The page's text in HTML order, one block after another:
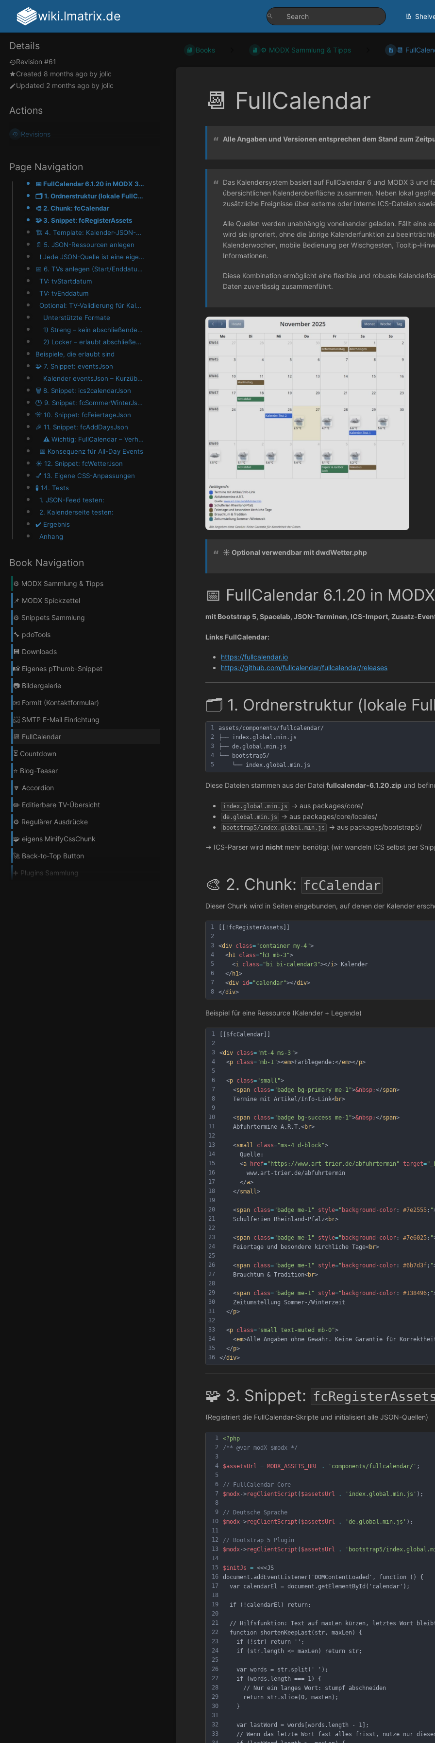
wiki.lmatrix.de
Details
Revision #61
Created 8 months ago by jolic
Updated 2 months ago by jolic
Actions
Revisions
Page Navigation
📅 FullCalendar 6.1.20 in MODX 3.2.1
🗂️ 1. Ordnerstruktur (lokale FullCalendar-Dateien)
🎨 2. Chunk: fcCalendar
🧩 3. Snippet: fcRegisterAssets
🏗️ 4. Template: Kalender-JSON-Ausgabe
📄 5. JSON-Ressourcen anlegen
❗ Jede JSON-Quelle ist eine eigene Ressource:
📅 6. TVs anlegen (Start/Enddatum)
TV: tvStartdatum
TV: tvEnddatum
Optional: TV-Validierung für Kalender-Datumsfelder
Unterstützte Formate
1) Streng – kein abschließendes || (empfohlen)
2) Locker – erlaubt abschließendes ||
Beispiele, die erlaubt sind
🧩 7. Snippet: eventsJson
Kalender eventsJson – Kurzüberblick
🗑️ 8. Snippet: ics2calendarJson
🕑 9. Snippet: fcSommerWinterJson
🎌 10. Snippet: fcFeiertageJson
🎉 11. Snippet: fcAddDaysJson
⚠️ Wichtig: FullCalendar – Verhalten von Start- und Enddatum
📅 Konsequenz für All-Day Events
☀️ 12. Snippet: fcWetterJson
💅 13. Eigene CSS-Anpassungen
🧪 14. Tests
1. JSON-Feed testen:
2. Kalenderseite testen:
✔️ Ergebnis
Anhang
Book Navigation
⚙️ MODX Sammlung & Tipps
📌 MODX Spickzettel
⚙️ Snippets Sammlung
🔧 pdoTools
💾 Downloads
📸 Eigenes pThumb-Snippet
📷 Bildergalerie
📧 FormIt (Kontaktformular)
📨 SMTP E-Mail Einrichtung
📆 FullCalendar
⏳ Countdown
⭐ Blog-Teaser
🔽 Accordion
✏️ Editierbare TV-Übersicht
⚙️ Regulärer Ausdrücke
🧩 eigens MinifyCssChunk
🚀 Back-to-Top Button
➕ Plugins Sammlung
Books ⚙️ MODX Sammlung & Tipps 📆
📆 FullCalendar
Alle Angaben und Versionen entsprechen dem Stand zum
Das Kalendersystem basiert auf FullCalendar 6 und MODX 3 und
übersichtlichen Kalenderoberfläche zusammen. Neben lokal
zusätzliche Ereignisse über externe oder interne ICS-Dateien
Alle Quellen werden unabhängig voneinander geladen. Fällt eine
wird sie ignoriert, ohne die übrige Kalenderfunktion zu
Kalenderwochen, mobile Bedienung per Wischgesten, Tooltip-
Informationen.
Diese Kombination ermöglicht eine flexible und robuste
Daten zuverlässig zusammenführt.
☀️ Optional verwendbar mit dwdWetter.php
📅 FullCalendar 6.1.20 in
mit Bootstrap 5, Spacelab, JSON-Terminen, ICS-Import, Zusatz-
Links FullCalendar:
https://fullcalendar.io
https://github.com/fullcalendar/fullcalendar/releases
🗂️ 1. Ordnerstruktur (lokale
1
2
3
4
5
assets/components/fullcalendar/
├── index.global.min.js
├── de.global.min.js
└── bootstrap5/
    └── index.global.min.js
Diese Dateien stammen aus der Dateifullcalendar-6.1.20.zip und
index.global.min.js → aus packages/core/
de.global.min.js → aus packages/core/locales/
bootstrap5/index.global.min.js → aus packages/bootstrap5/
→ ICS-Parser wird nicht mehr benötigt (wir wandeln ICS selbst per
🎨 2. Chunk:fcCalendar
Dieser Chunk wird in Seiten eingebunden, auf denen der Kalender
1
2
3
4
5
6
7
8
[!fcRegisterAssets]
<div class="container my-4">
  <
h1 class="h3 mb-3">
    <
i class="bi bi-calendar3"></i> Kalender
  </
h1>
  <
div id="calendar"></div>
</div>
Beispiel für eine Ressource (Kalender + Legende)
1
2
3
4
5
6
7
8
9
10
11
12
13
14
15
16
17
18
19
20
21
22
23
24
25
26
27
28
29
30
31
32
33
34
35
36
[$fcCalendar]
<div class="mt-4 ms-3">
  <
p class="mb-1"><em>Farblegende:</em></p>
  <
p class="small">
    <
span class="badge bg-primary me-1">&nbsp;</span>
    Termine mit Artikel/Info-Link<
br>
    <
span class="badge bg-success me-1">&nbsp;</span>
    Abfuhrtermine A.R.T.<
br>
    <
small class="ms-4 d-block">
      Quelle:
      <
a href="https://www.art-trier.de/abfuhrtermin" target=
        www.art-trier.de/abfuhrtermin
      </
a>
    </
small>
    <
span class="badge me-1" style=" background-color : #7e2555; "
    Schulferien Rheinland-Pfalz<
br>
    <
span class="badge me-1" style=" background-color : #7e6025; "
    Feiertage und besondere kirchliche Tage<
br>
    <
span class="badge me-1" style=" background-color : #6b7d3f; "
    Brauchtum & Tradition<
br>
    <
span class="badge me-1" style=" background-color : #138496; "
    Zeitumstellung Sommer-/Winterzeit
  </
p>
  <
p class="small text-muted mb-0">
    <
em>Alle Angaben ohne Gewähr. Keine Garantie für
  </
p>
</div>
🧩 3. Snippet:
(Registriert die FullCalendar-Skripte und initialisiert alle JSON-Quellen)
1
2
3
4
5
6
7
8
9
10
11
12
13
14
15
16
17
18
19
20
21
22
23
24
25
26
27
28
29
30
31
32
33
<?php
/** @var modX $modx */
$assetsUrl = MODX_ASSETS_URL . 'components/fullcalendar/' ;
// FullCalendar Core
$modx->regClientScript ( $assetsUrl . 'index.global.min.js' ) ;
// Deutsche Sprache
$modx->regClientScript ( $assetsUrl . 'de.global.min.js' ) ;
// Bootstrap 5 Plugin
$modx->regClientScript ( $assetsUrl . 'bootstrap5/
$initJs = <<<JS
document.addEventListener('DOMContentLoaded', function () {
  var calendarEl = document.getElementById('calendar');
  if (!calendarEl) return;
// Hilfsfunktion: Text auf maxLen kürzen, letztes Wort
  function shortenKeepLast(str, maxLen) {
    if (!str) return '';
    if (str.length <= maxLen) return str;
    var words = str.split(' ');
    if (words.length === 1) {
      // Nur ein langes Wort: stumpf abschneiden
      return str.slice(0, maxLen);
    }
    var lastWord = words[words.length - 1];
// Wenn das letzte Wort fast alles frisst, nutze nur